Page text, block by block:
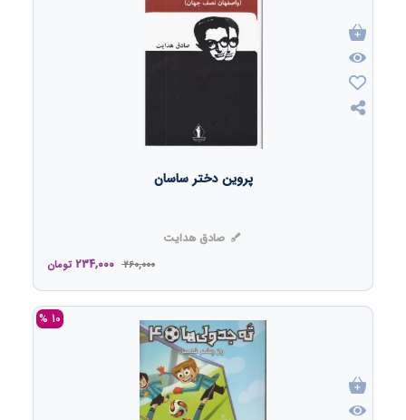
پروین دختر ساسان
صادق هدایت
260,000
234,000 تومان
10 %